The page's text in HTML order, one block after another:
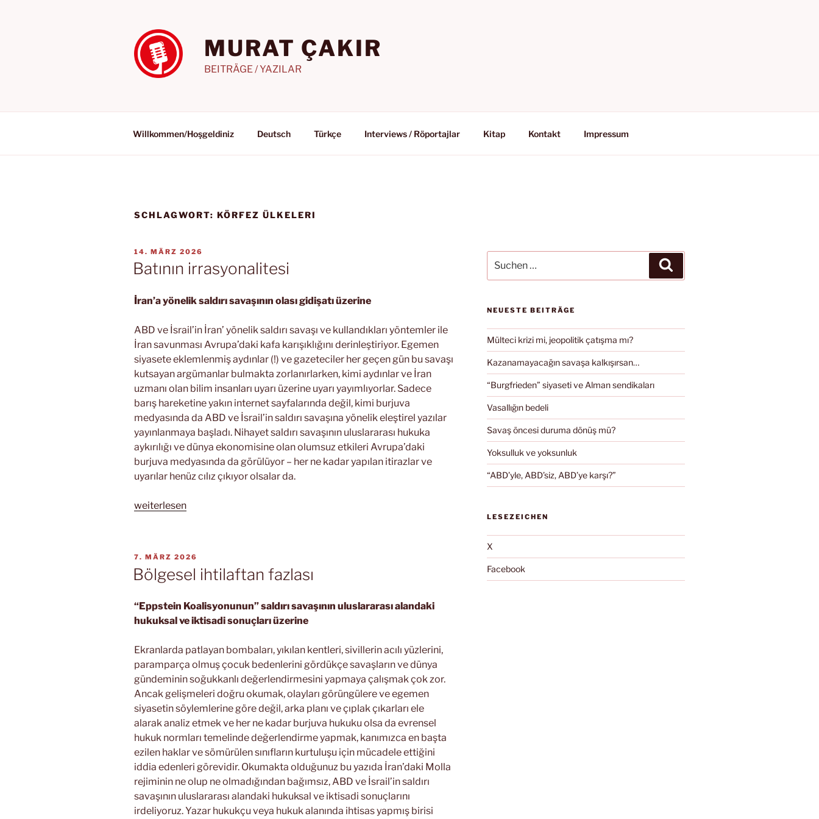
MURAT ÇAKIR
BEITRÄGE / YAZILAR
Willkommen/Hoşgeldiniz Deutsch Türkçe Interviews / Röportajlar Kitap Kontakt Impressum
SCHLAGWORT: KÖRFEZ ÜLKELERI
VERÖFFENTLICHT
AM
14. MÄRZ 2026
Batının irrasyonalitesi
İran’a yönelik saldırı savaşının olası gidişatı üzerine
ABD ve İsrail’in İran’ yönelik saldırı savaşı ve kullandıkları yöntemler ile
İran savunması Avrupa’daki kafa karışıklığını derinleştiriyor. Egemen
siyasete eklemlenmiş aydınlar (!) ve gazeteciler her geçen gün bu savaşı
kutsayan argümanlar bulmakta zorlanırlarken, kimi aydınlar ve İran
uzmanı olan bilim insanları uyarı üzerine uyarı yayımlıyorlar. Sadece
barış hareketine yakın internet sayfalarında değil, kimi burjuva
medyasında da ABD ve İsrail’in saldırı savaşına yönelik eleştirel yazılar
yayınlanmaya başladı. Nihayet saldırı savaşının uluslararası hukuka
aykırılığı ve dünya ekonomisine olan olumsuz etkileri Avrupa’daki
burjuva medyasında da görülüyor – her ne kadar yapılan itirazlar ve
uyarılar henüz cılız çıkıyor olsalar da.
„Batının
weiterlesen
VERÖFFENTLICHT
AM
7. MÄRZ 2026
Bölgesel ihtilaftan fazlası
“Eppstein Koalisyonunun” saldırı savaşının uluslararası alandaki
hukuksal ve iktisadi sonuçları üzerine
Ekranlarda patlayan bombaları, yıkılan kentleri, sivillerin acılı yüzlerini,
paramparça olmuş çocuk bedenlerini gördükçe savaşların ve dünya
gündeminin soğukkanlı değerlendirmesini yapmaya çalışmak çok zor.
Ancak gelişmeleri doğru okumak, olayları görüngülere ve egemen
siyasetin söylemlerine göre değil, arka planı ve çıplak çıkarları ele
alarak analiz etmek ve her ne kadar burjuva hukuku olsa da evrensel
hukuk normları temelinde değerlendirme yapmak, kanımızca en başta
ezilen haklar ve sömürülen sınıfların kurtuluşu için mücadele ettiğini
iddia edenleri görevidir. Okumakta olduğunuz bu yazıda İran’daki Molla
rejiminin ne olup ne olmadığından bağımsız, ABD ve İsrail’in saldırı
savaşının uluslararası alandaki hukuksal ve iktisadi sonuçlarını
irdeliyoruz. Yazar hukukçu veya hukuk alanında ihtisas yapmış birisi
nach:
NEUESTE BEITRÄGE
Mülteci krizi mi, jeopolitik çatışma mı?
Kazanamayacağın savaşa kalkışırsan…
“Burgfrieden” siyaseti ve Alman sendikaları
Vasallığın bedeli
Savaş öncesi duruma dönüş mü?
Yoksulluk ve yoksunluk
“ABD’yle, ABD’siz, ABD’ye karşı?”
LESEZEICHEN
X
Facebook